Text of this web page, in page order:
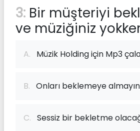
3: Bir müşteriyi
ve müziğiniz
A. Müzik Holding için Mp3
B. Onları beklemeye almayın
C. Sessiz bir bekletme